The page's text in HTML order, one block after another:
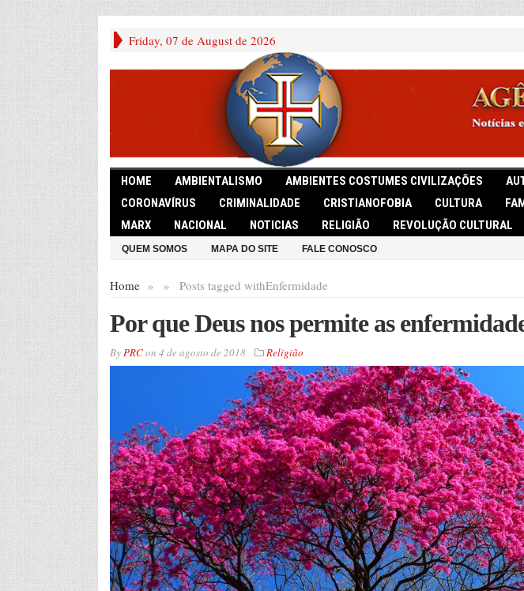
Friday, 07 de August de 2026
HOME AMBIENTALISMO AMBIENTES COSTUMES CIVILIZAÇÕES
CORONAVÍRUS
CRIMINALIDADE CRISTIANOFOBIA CULTURA
MARX
NACIONAL NOTICIAS RELIGIÃO REVOLUÇÃO CULTURAL
QUEM SOMOS MAPA DO SITE FALE CONOSCO
Home » Posts tagged with
» Enfermidade
Por que Deus nos permite as
ByPRCon 4 de agosto de 2018 Religião